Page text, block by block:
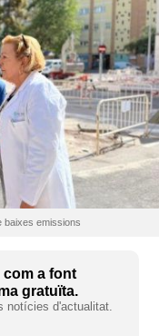
baixes emissions
com a font
gratuïta.
notícies d'actualitat.